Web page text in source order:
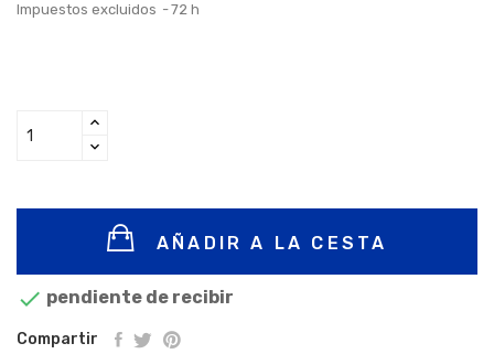
Impuestos excluidos 72 h
AÑADIR A LA CESTA
 pendiente de recibir
Compartir